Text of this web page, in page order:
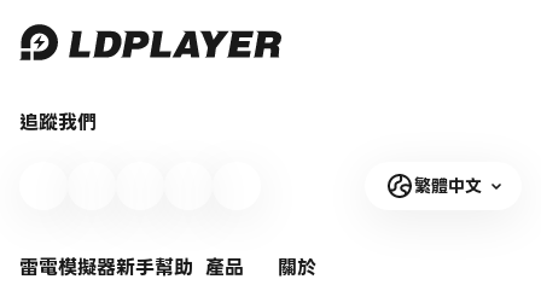
追蹤我們
繁體中文
雷電模擬器新手幫助 產品 關於